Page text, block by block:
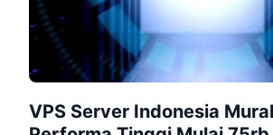
VPS Server Indonesia